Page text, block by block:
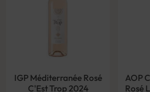
IGP Méditerranée Rosé
C'Est Trop 2024
AOP
Rosé